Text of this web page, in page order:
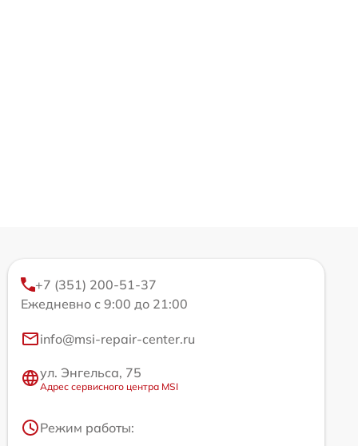
+7 (351) 200-51-37
Ежедневно с 9:00 до 21:00
info@msi-repair-center.ru
ул. Энгельса, 75
Адрес сервисного центра MSI
Режим работы: